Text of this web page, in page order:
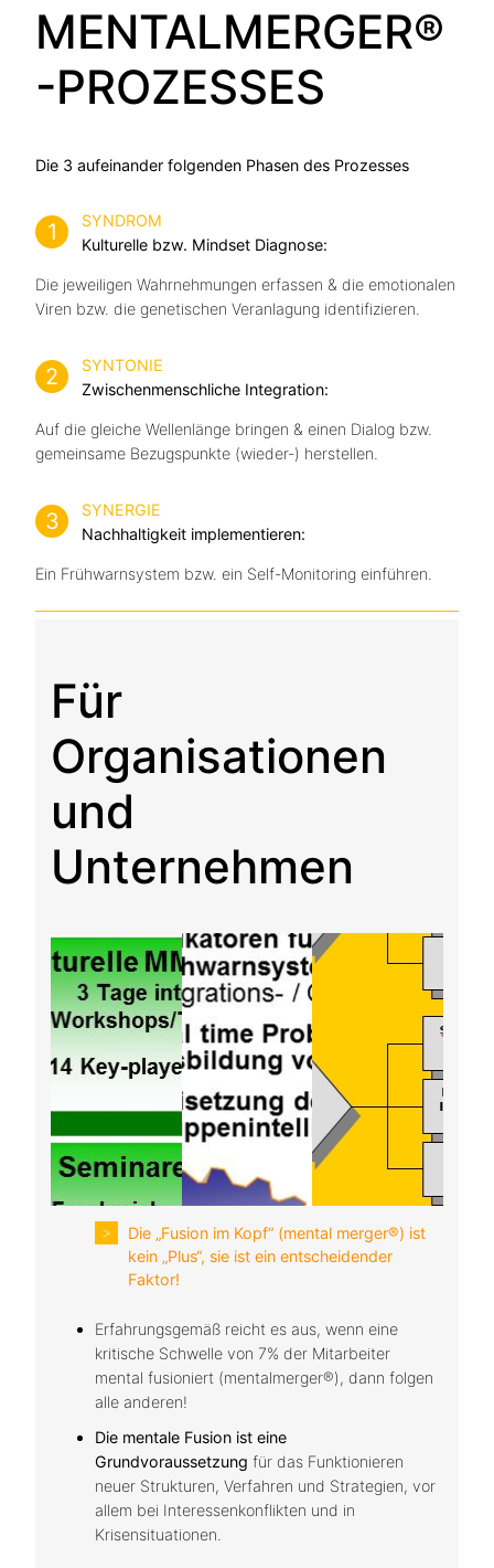
MENTALMERGER®
-PROZESSES
Die 3 aufeinander folgenden Phasen des Prozesses
1
SYNDROM
Kulturelle bzw. Mindset Diagnose:
Die jeweiligen Wahrnehmungen erfassen & die emotionalen
Viren bzw. die genetischen Veranlagung identifizieren.
2
SYNTONIE
Zwischenmenschliche Integration:
Auf die gleiche Wellenlänge bringen & einen Dialog bzw.
gemeinsame Bezugspunkte (wieder-) herstellen.
3
SYNERGIE
Nachhaltigkeit implementieren:
Ein Frühwarnsystem bzw. ein Self-Monitoring einführen.
Für
Organisationen
und
Unternehmen
Die „Fusion im Kopf“ (mental merger®) ist
kein „Plus“, sie ist ein entscheidender
Faktor!
Erfahrungsgemäß reicht es aus, wenn eine
kritische Schwelle von 7% der Mitarbeiter
mental fusioniert (mentalmerger®), dann folgen
alle anderen!
Die mentale Fusion ist eine
Grundvoraussetzungfür das Funktionieren
neuer Strukturen, Verfahren und Strategien, vor
allem bei Interessenkonflikten und in
Krisensituationen.